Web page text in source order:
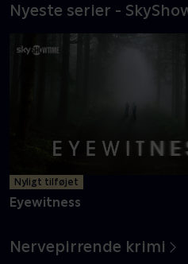
Nyeste serier -
Nyligt tilføjet
Eyewitness
Nervepirrende krimi